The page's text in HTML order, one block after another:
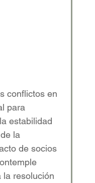
conflictos en
para
estabilidad
la
de socios
la resolución